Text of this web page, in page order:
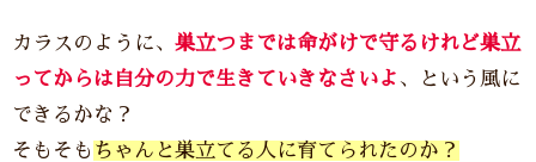
カラスのように、 巣立つまでは命がけで守るけれど巣立
ってからは自分の力で生きていきなさいよ、という風に
できるかな？
そもそも ちゃんと巣立てる人に育てられたのか？